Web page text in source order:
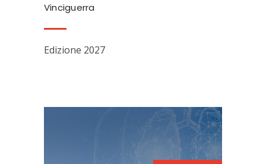
Vinciguerra
Edizione 2027